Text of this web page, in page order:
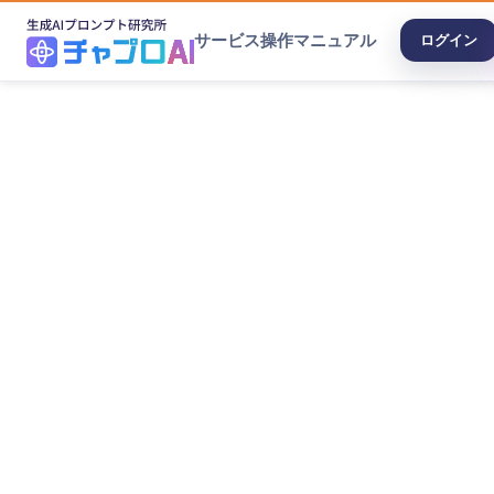
サービス操作マニュアル ログイン